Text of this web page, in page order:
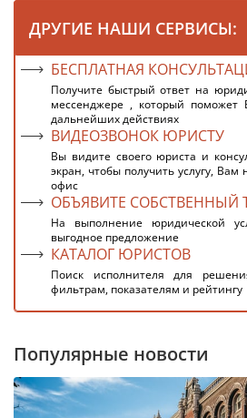
ДРУГИЕ НАШИ СЕРВИСЫ:
БЕСПЛАТНАЯ
Получите быстрый ответ на
мессенджере , который поможет
дальнейших действиях
ВИДЕОЗВОНОК ЮРИСТУ
Вы видите своего юриста и
экран, чтобы получить услугу,
офис
ОБЪЯВИТЕ СОБСТВЕННЫЙ
На выполнение юридической
выгодное предложение
КАТАЛОГ ЮРИСТОВ
Поиск исполнителя для
фильтрам, показателям и рейтингу
Популярные новости